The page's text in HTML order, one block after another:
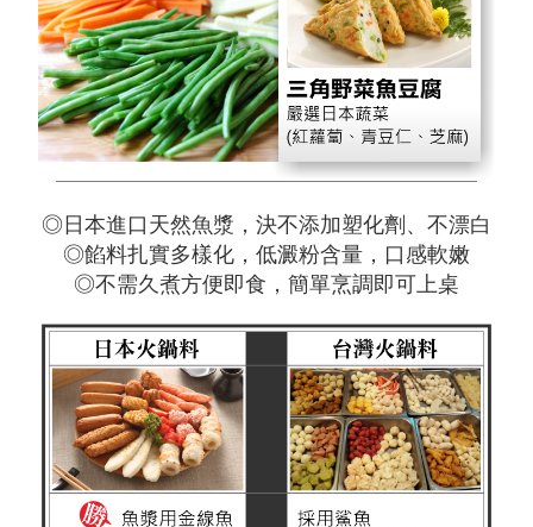
◎日本進口天然魚漿，決不添加塑化劑、不漂白
◎餡料扎實多樣化，低澱粉含量，口感軟嫩
◎不需久煮方便即食，簡單烹調即可上桌